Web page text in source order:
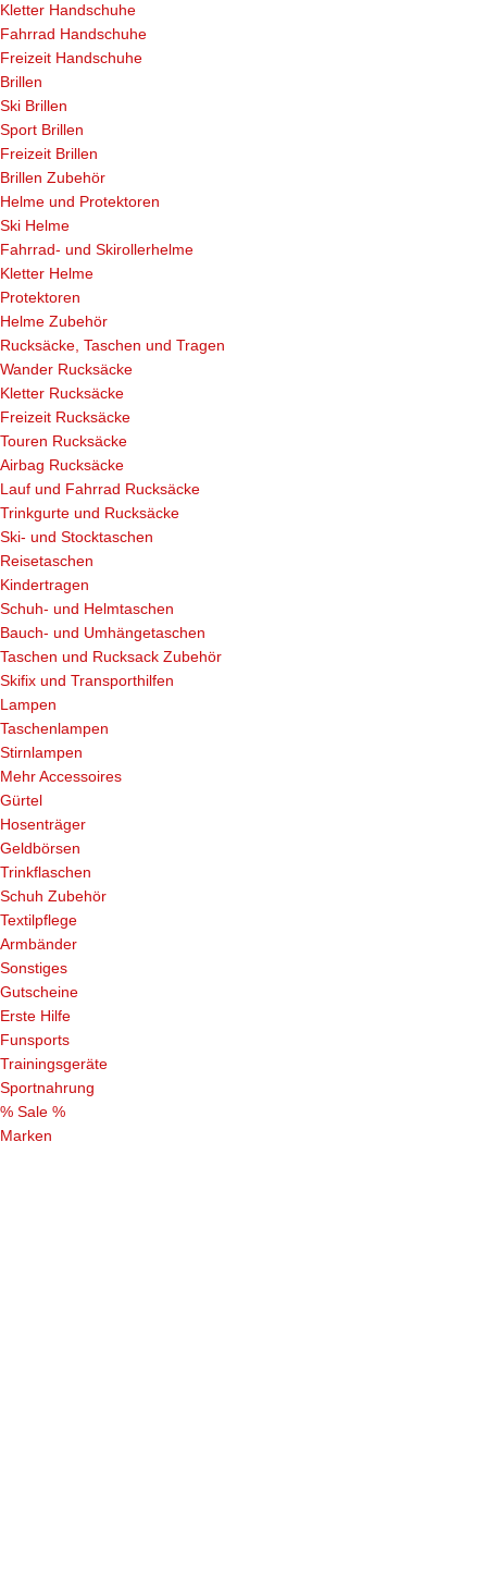
Kletter Handschuhe
Fahrrad Handschuhe
Freizeit Handschuhe
Brillen
Ski Brillen
Sport Brillen
Freizeit Brillen
Brillen Zubehör
Helme und Protektoren
Ski Helme
Fahrrad- und Skirollerhelme
Kletter Helme
Protektoren
Helme Zubehör
Rucksäcke, Taschen und Tragen
Wander Rucksäcke
Kletter Rucksäcke
Freizeit Rucksäcke
Touren Rucksäcke
Airbag Rucksäcke
Lauf und Fahrrad Rucksäcke
Trinkgurte und Rucksäcke
Ski- und Stocktaschen
Reisetaschen
Kindertragen
Schuh- und Helmtaschen
Bauch- und Umhängetaschen
Taschen und Rucksack Zubehör
Skifix und Transporthilfen
Lampen
Taschenlampen
Stirnlampen
Mehr Accessoires
Gürtel
Hosenträger
Geldbörsen
Trinkflaschen
Schuh Zubehör
Textilpflege
Armbänder
Sonstiges
Gutscheine
Erste Hilfe
Funsports
Trainingsgeräte
Sportnahrung
% Sale %
Marken